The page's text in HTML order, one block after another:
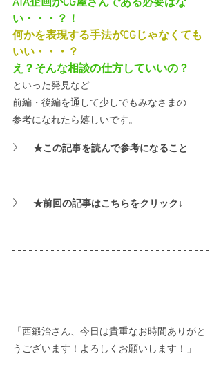
ATA企画がCG屋さんである必要はな
い・・・？！
何かを表現する手法がCGじゃなくても
いい・・・？
え？そんな相談の仕方していいの？
といった発見など
前編・後編を通して少しでもみなさまの
参考になれたら嬉しいです。
★この記事を読んで参考になること
★前回の記事はこちらをクリック↓
「西鍛治さん、今日は貴重なお時間ありがと
うございます！よろしくお願いします！」